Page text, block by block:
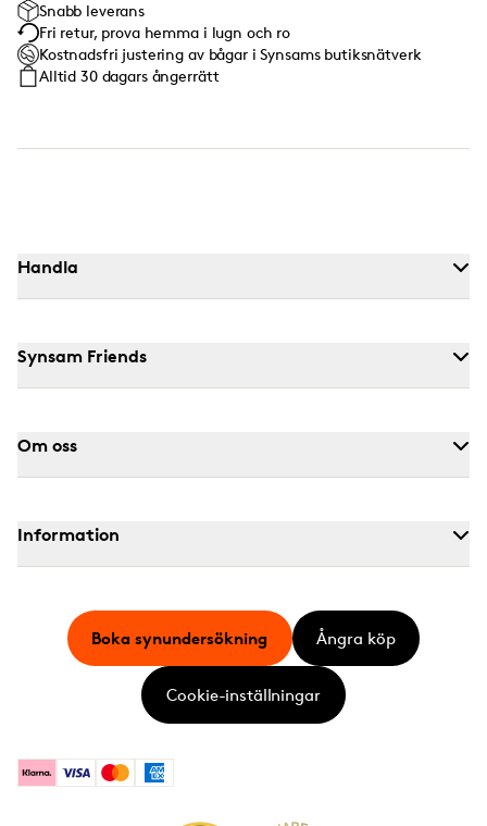
Snabb leverans
Fri retur, prova hemma i lugn och ro
Kostnadsfri justering av bågar i Synsams butiksnätverk
Alltid 30 dagars ångerrätt
Handla
Synsam Friends
Om oss
Information
KlarnaVisa MastercardAmerican Express
Boka synundersökning Ångra köp
Cookie-inställningar